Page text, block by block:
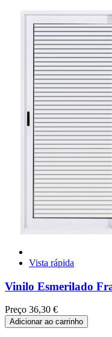
Vista rápida
Vinilo Esmerilado
Preço 36,30 €
Adicionar ao carrinho